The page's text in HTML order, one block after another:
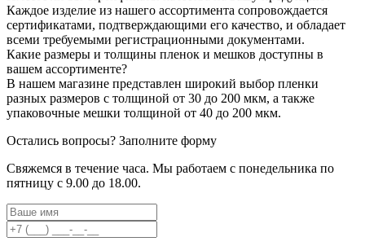
Каждое изделие из нашего ассортимента сопровождается
сертификатами, подтверждающими его качество, и обладает
всеми требуемыми регистрационными документами.
Какие размеры и толщины пленок и мешков доступны в
вашем ассортименте?
В нашем магазине представлен широкий выбор пленки
разных размеров с толщиной от 30 до 200 мкм, а также
упаковочные мешки толщиной от 40 до 200 мкм.
Остались вопросы? Заполните форму
Свяжемся в течение часа. Мы работаем с понедельника по
пятницу с 9.00 до 18.00.